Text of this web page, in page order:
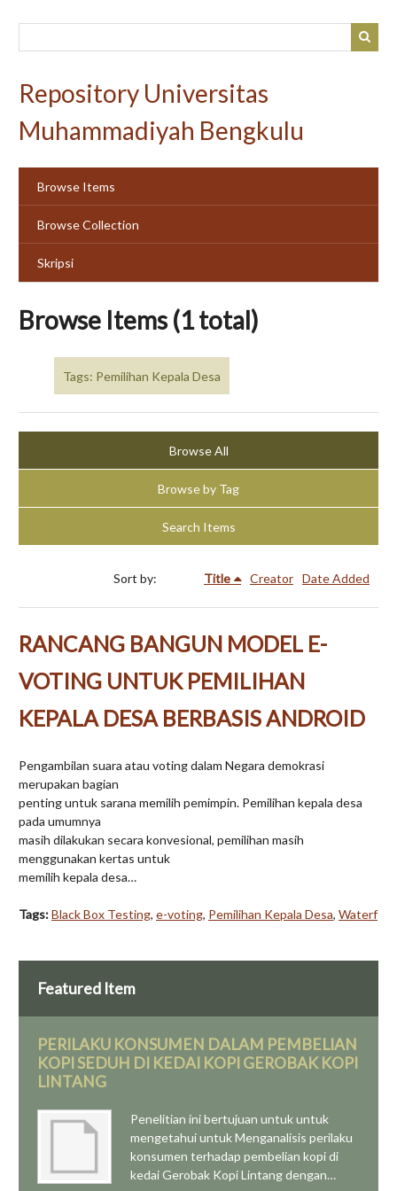
Repository Universitas
Muhammadiyah Bengkulu
Browse Items
Browse Collection
Skripsi
Browse Items (1 total)
Tags: Pemilihan Kepala Desa
Browse All
Browse by Tag
Search Items
Sort by: Title Creator Date Added
RANCANG BANGUN MODEL E-
VOTING UNTUK PEMILIHAN
KEPALA DESA BERBASIS ANDROID
Pengambilan suara atau voting dalam Negara demokrasi
merupakan bagian
penting untuk sarana memilih pemimpin. Pemilihan kepala desa
pada umumnya
masih dilakukan secara konvesional, pemilihan masih
menggunakan kertas untuk
memilih kepala desa…
Tags:Black Box Testing, e-voting, Pemilihan Kepala Desa, Waterf
Featured Item
PERILAKU KONSUMEN DALAM PEMBELIAN
KOPI SEDUH DI KEDAI KOPI GEROBAK KOPI
LINTANG
Penelitian ini bertujuan untuk untuk
mengetahui untuk Menganalisis perilaku
konsumen terhadap pembelian kopi di
kedai Gerobak Kopi Lintang dengan…